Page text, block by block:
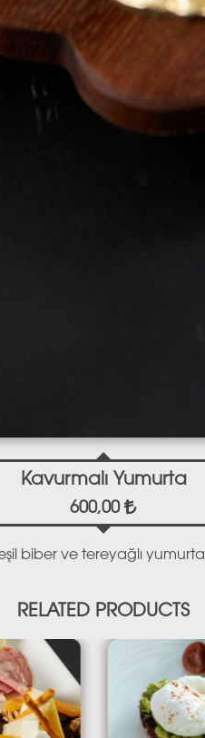
Kavurmalı Yumurta
600,00
biber ve tereyağlı yumurta
RELATED PRODUCTS